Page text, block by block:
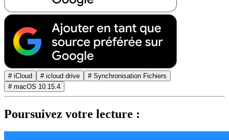
# iCloud # icloud drive
# Synchronisation Fichiers
# macOS 10.15.4
Poursuivez votre lecture :